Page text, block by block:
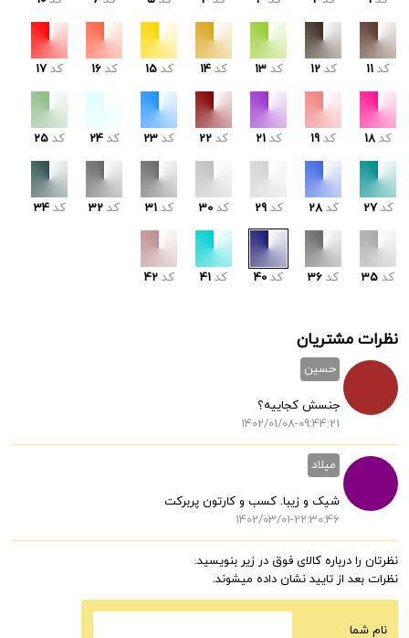
کد 11 کد 12 کد 13 کد 14 کد 15 کد 16 کد 17
کد 18 کد 19 کد 21 کد 22 کد 23 کد 24 کد 25
کد 27 کد 28 کد 29 کد 30 کد 31 کد 32 کد 34
کد 35 کد 36 کد 40 کد 41 کد 42
نظرات مشتریان
حسین
جنسش کجاییه؟
1402/01/08-09:44:21
میلاد
شیک و زیبا. کسب و کارتون پربرکت
1402/03/01-22:30:46
نظرتان را درباره کالای فوق در زیر بنویسید.
نظرات بعد از تایید نشان داده میشوند.
نام شما